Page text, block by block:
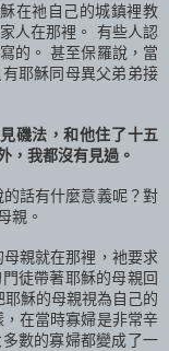
在祂自己的城鎮裡教
人在那裡。 有些人認
的。 甚至保羅說，當
耶穌同母異父弟弟接
磯法，和他住了十五
，我都沒有見過。
話有什麼意義呢？對
親。
親就在那裡，衪要求
徒帶著耶穌的母親回
耶穌的母親視為自己的
在當時寡婦是非常辛
數的寡婦都變成了一